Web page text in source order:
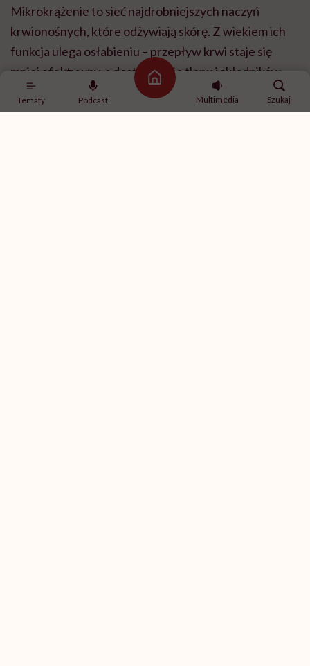
Tematy Podcast
Strona główna
Multimedia
Szukaj
Mikrokrążenie to sieć najdrobniejszych naczyń
krwionośnych, które odżywiają skórę. Z wiekiem ich
funkcja ulega osłabieniu – przepływ krwi staje się
mniej efektywny, a dostarczanie tlenu i składników
odżywczych spada. Skóra zaczyna wyglądać na
bardziej zmęczoną, mniej promienną. Zaburzenie